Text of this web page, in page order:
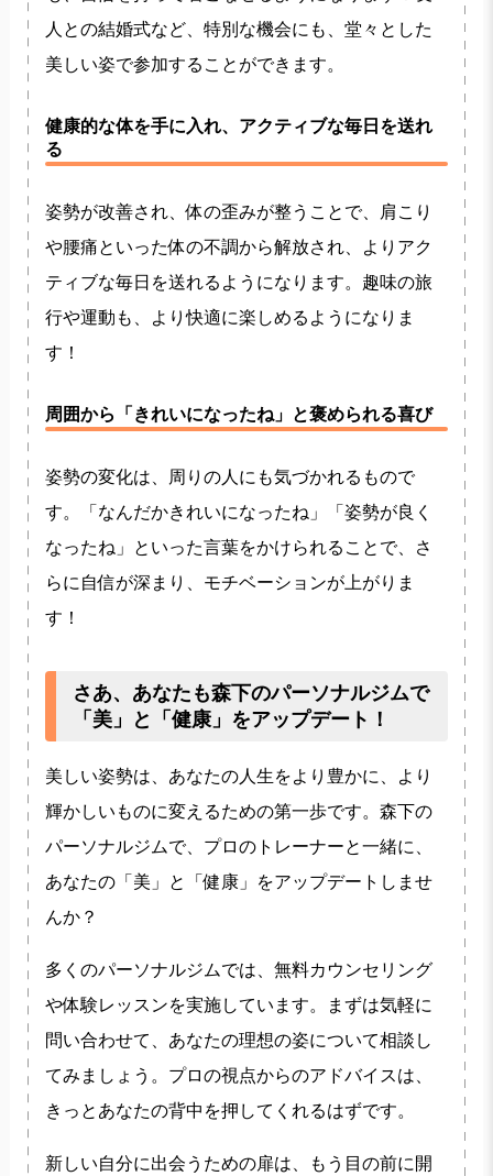
人との結婚式など、特別な機会にも、堂々とした
美しい姿で参加することができます。
健康的な体を手に入れ、アクティブな毎日を送れ
る
姿勢が改善され、体の歪みが整うことで、肩こり
や腰痛といった体の不調から解放され、よりアク
ティブな毎日を送れるようになります。趣味の旅
行や運動も、より快適に楽しめるようになりま
す！
周囲から「きれいになったね」と褒められる喜び
姿勢の変化は、周りの人にも気づかれるもので
す。「なんだかきれいになったね」「姿勢が良く
なったね」といった言葉をかけられることで、さ
らに自信が深まり、モチベーションが上がりま
す！
さあ、あなたも森下のパーソナルジムで
「美」と「健康」をアップデート！
美しい姿勢は、あなたの人生をより豊かに、より
輝かしいものに変えるための第一歩です。森下の
パーソナルジムで、プロのトレーナーと一緒に、
あなたの「美」と「健康」をアップデートしませ
んか？
多くのパーソナルジムでは、 無料カウンセリング
や体験レッスンを実施しています。まずは気軽に
問い合わせて、あなたの理想の姿について相談し
てみましょう。プロの視点からのアドバイスは、
きっとあなたの背中を押してくれるはずです。
新しい自分に出会うための扉は、もう目の前に開